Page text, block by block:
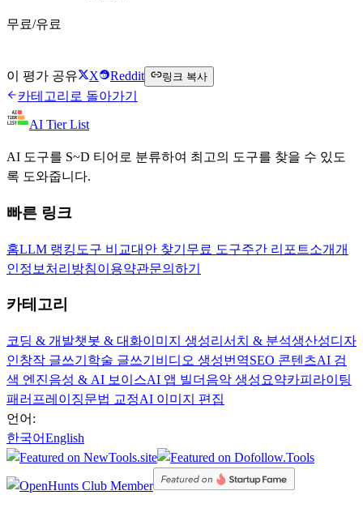
무료/유료
이 평가 공유 X Reddit 링크 복사
카테고리로 돌아가기
AI Tier List
AI 도구를 S~D 티어로 분류하여 최고의 도구를 찾을 수 있도
록 도와줍니다.
빠른 링크
홈LLM 랭킹 도구 비교대안 찾기 무료 도구주간 리포트소개개
인정보처리방침이용약관문의하기
카테고리
코딩 & 개발챗봇 & 대화이미지 생성리서치 & 분석생산성디자
인창작 글쓰기 학술 글쓰기 비디오 생성번역SEO 콘텐츠AI 검
색 엔진음성 & AI 보이스AI 앱 빌더 음악 생성 요약카피라이팅
패러프레이징문법 교정AI 이미지 편집
언어:
한국어English